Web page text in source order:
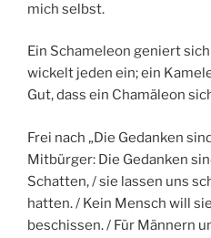
mich selbst.
Ein Schameleon geniert
wickelt jeden ein; ein
Gut, dass ein Chamäleon
Frei nach „Die Gedanken
Mitbürger: Die Gedanken
Schatten, / sie lassen uns
hatten. / Kein Mensch will
beschissen. / Für Männern